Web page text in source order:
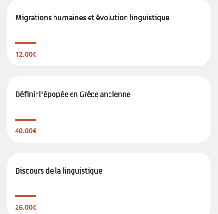
Migrations humaines et évolution linguistique
12.00€
Définir l'épopée en Grèce ancienne
40.00€
Discours de la linguistique
26.00€